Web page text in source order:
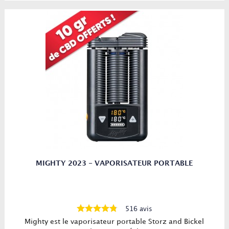
Boutique Vaporisateur Lyon vous propose tous les
meilleurs vaporisateurs de salons et vaporisateurs
portables à Lyon 7
BOUTIQUE DEFINITIVEMENT FERMEE
Dans notre magasin de vaporisateurs et CBD sur PARIS et
LYON vous trouverez toute une gamme de vaporisateurs de
qualité (vapo Volcano), conçus par les meilleures marques
Storz & Bickel, 7th Floor, Arizer, Tinymight, Da Vinci,
vaporisateurs du marché, à petit prix !
Vaporisateur Volcano Classic, Volcano Vaporisateur Digit et
MIGHTY 2023 - VAPORISATEUR PORTABLE
516 avis
Mighty est le vaporisateur portable Storz and Bickel